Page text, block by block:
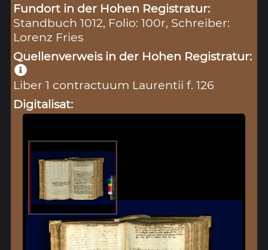
Fundort in der Hohen Registratur:
Standbuch 1012, Folio: 100r, Schreiber:
Lorenz Fries
Quellenverweis in der Hohen Registratur:
Liber 1 contractuum Laurentii f. 126
Digitalisat: